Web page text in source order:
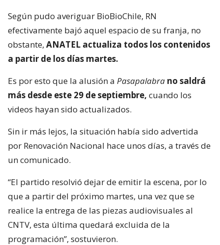
Según pudo averiguar BioBioChile, RN
efectivamente bajó aquel espacio de su franja, no
obstante, ANATEL actualiza todos los contenidos
a partir de los días martes.
Es por esto que la alusión a Pasapalabra no saldrá
más desde este 29 de septiembre, cuando los
videos hayan sido actualizados.
Sin ir más lejos, la situación había sido advertida
por Renovación Nacional hace unos días, a través de
un comunicado.
“El partido resolvió dejar de emitir la escena, por lo
que a partir del próximo martes, una vez que se
realice la entrega de las piezas audiovisuales al
CNTV, esta última quedará excluida de la
programación”, sostuvieron.